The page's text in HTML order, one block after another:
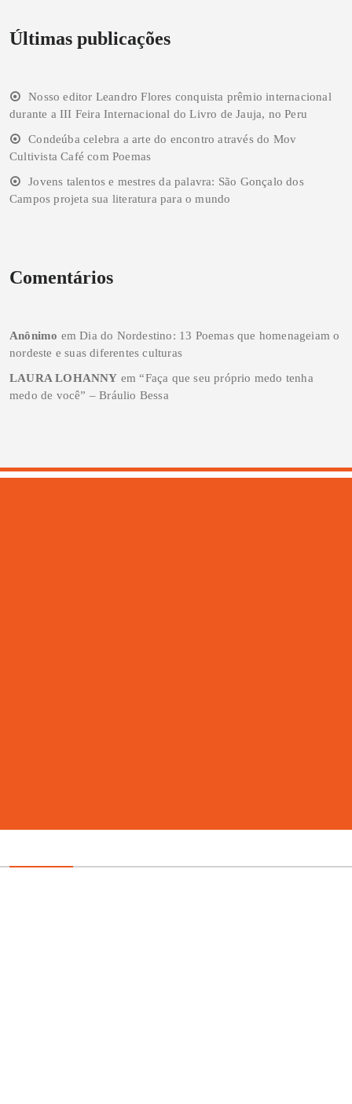
Últimas publicações
Nosso editor Leandro Flores conquista prêmio internacional
durante a III Feira Internacional do Livro de Jauja, no Peru
Condeúba celebra a arte do encontro através do Mov
Cultivista Café com Poemas
Jovens talentos e mestres da palavra: São Gonçalo dos
Campos projeta sua literatura para o mundo
Comentários
Anônimo emDia do Nordestino: 13 Poemas que homenageiam o
nordeste e suas diferentes culturas
LAURA LOHANNY em“Faça que seu próprio medo tenha
medo de você” – Bráulio Bessa